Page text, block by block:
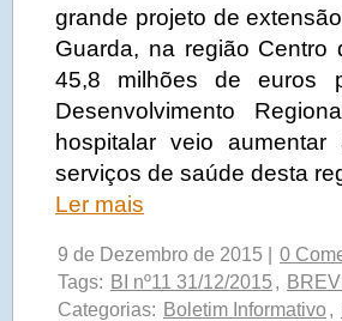
grande projeto de
Guarda, na região Centro
45,8 milhões de euros
Desenvolvimento
hospitalar veio
serviços de saúde desta
Ler mais
9 de Dezembro de 2015 |
0
Tags: BI nº11 31/12/2015 ,
Categorias: Boletim Informativo,